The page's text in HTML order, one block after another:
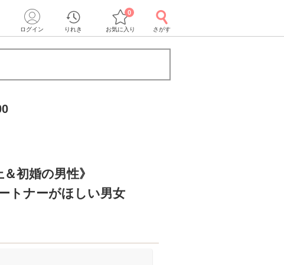
ログイン りれき お気に入り
0
さがす
初婚の男性》
トナーがほしい男女